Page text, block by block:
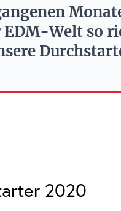
Welt so
2020